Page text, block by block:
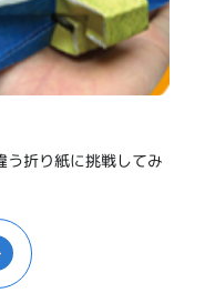
う折り紙に挑戦してみ